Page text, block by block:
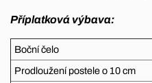
Příplatková výbava:
Boční čelo
Prodloužení postele o 10 cm